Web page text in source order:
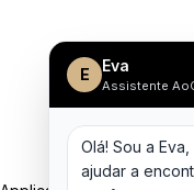
E Eva
Assistente
Olá! Sou a
ajudar a